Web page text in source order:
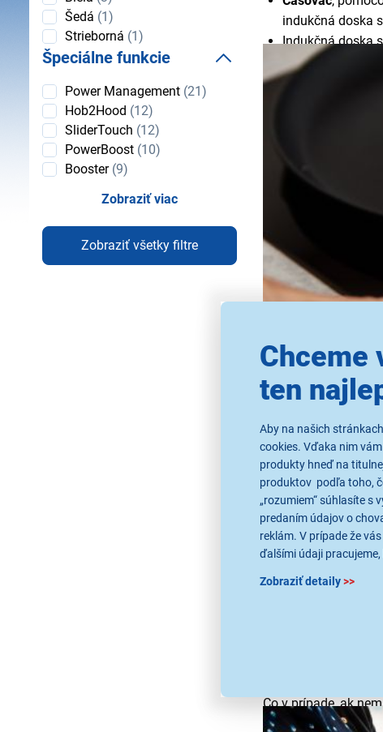
Chceme
ten
Aby na našich
cookies. Vďaka nim
produkty hneď na
produktov podľa toho,
„rozumiem“ súhlasíte s
predaním údajov o
reklám. V prípade že
ďalšími údaji
Zobraziť detaily>>
indukčná doska
Indukčná doska
tlačidlo,
vhodný pre
Čo v prípade, ak
ktoréslúžia ako
Šedá (1)
Strieborná (1)
Špeciálne funkcie
Špeciálne
funkcie
Power Management (21)
Hob2Hood (12)
SliderTouch (12)
PowerBoost (10)
Booster(9)
Zobraziť viac
Zobraziť všetky filtre